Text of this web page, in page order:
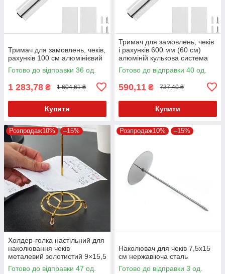
Тримач для замовлень, чеків,
рахунків 100 см алюмінієвий
Готово до відправки 36 од.
1 283,78 ₴ 1 604,61 ₴
Купити
Тримач для замовлень, чеків
і рахунків 600 мм (60 см)
алюміній кулькова система
Готово до відправки 40 од.
590,11 ₴ 737,40 ₴
Купити
Розпродаж10% –15%
Холдер-голка настільний для
наколювання чеків
металевий золотистий 9×15,5
см
Готово до відправки 47 од.
Розпродаж10% –15%
Наколювач для чеків 7,5х15
см нержавіюча сталь
Готово до відправки 3 од.